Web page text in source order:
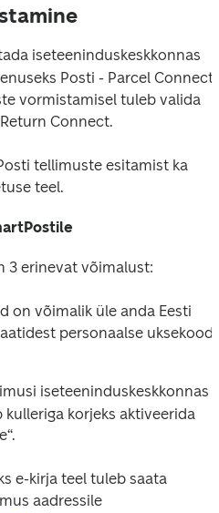
Posti - Parcel Connect
vormistamisel tuleb valida
Connect.
tellimuste esitamist ka
teel.
3 erinevat võimalust:
on võimalik üle anda Eesti
personaalse uksekoodi
kulleriga korjeks aktiveerida
e-kirja teel tuleb saata